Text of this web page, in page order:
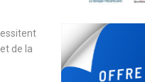
de la